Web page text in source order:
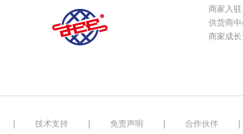
商家入驻
供货商
商家成长
技术支持 免责声明 合作伙伴